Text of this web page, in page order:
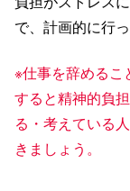
で、計画的に行
※仕事を辞めるこ
すると精神的負
る・考えている
きましょう。